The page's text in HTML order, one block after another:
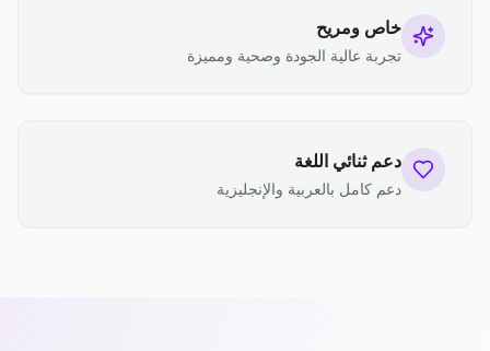
خاص ومريح
تجربة عالية الجودة وصحية ومميزة
دعم ثنائي اللغة
دعم كامل بالعربية والإنجليزية